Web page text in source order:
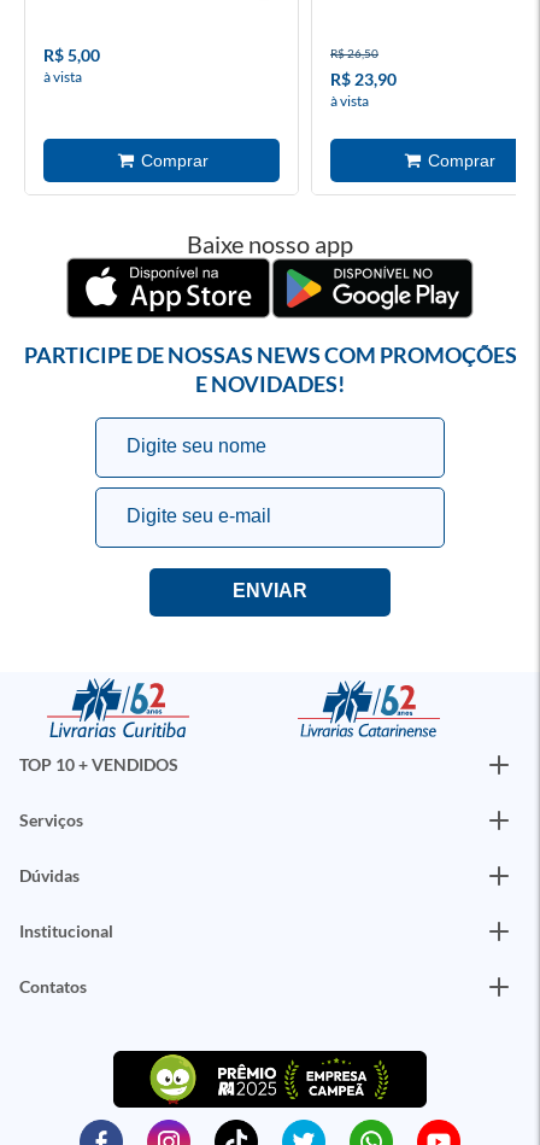
R$ 5,00
à vista
R$ 26,50
R$ 23,90
à vista
Baixe nosso app
PARTICIPE DE NOSSAS NEWS COM PROMOÇÕES
E NOVIDADES!
TOP 10 + VENDIDOS
Serviços
Dúvidas
Institucional
Contatos